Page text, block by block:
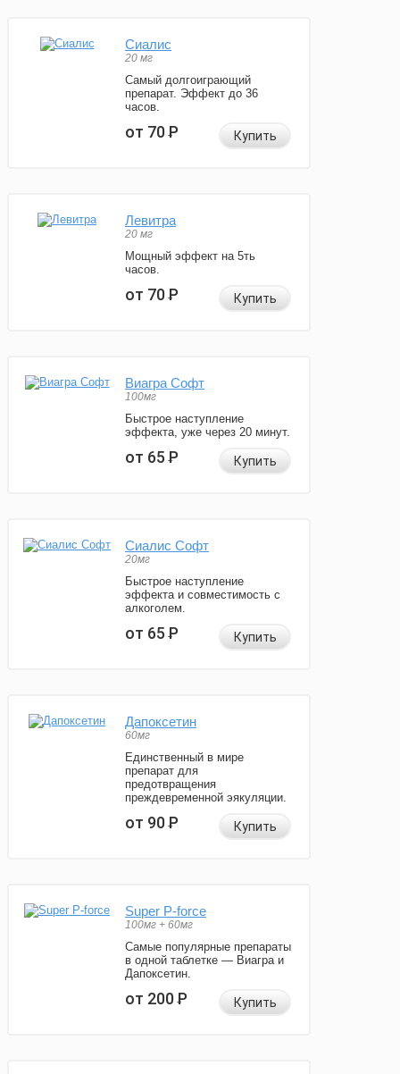
Сиалис
20 мг
Самый долгоиграющий
препарат. Эффект до 36
часов.
от 70Р Купить
Левитра
20 мг
Мощный эффект на 5ть
часов.
от 70Р Купить
Виагра Софт
100мг
Быстрое наступление
эффекта, уже через 20 минут.
от 65Р Купить
Сиалис Софт
20мг
Быстрое наступление
эффекта и совместимость с
алкоголем.
от 65Р Купить
Дапоксетин
60мг
Единственный в мире
препарат для
предотвращения
преждевременной эякуляции.
от 90Р Купить
Super P-force
100мг + 60мг
Самые популярные препараты
в одной таблетке — Виагра и
Дапоксетин.
от 200Р Купить